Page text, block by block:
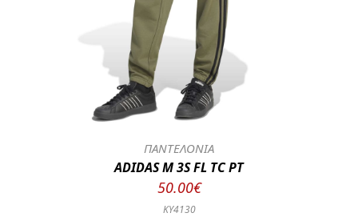
ΠΑΝΤΕΛΟΝΙΑ
ADIDAS M 3S FL TC PT
50.00€
KY4130